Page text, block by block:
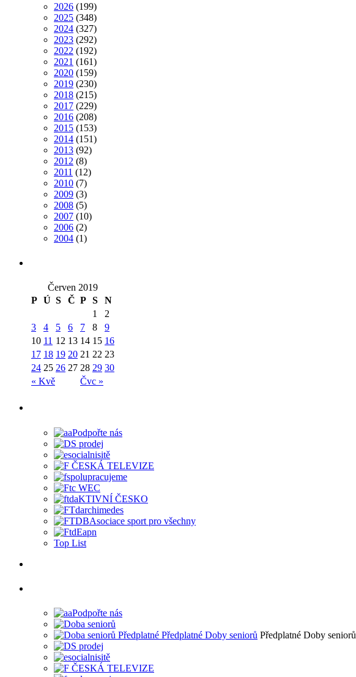
2026 (199)
2025 (348)
2024 (327)
2023 (292)
2022 (192)
2021 (161)
2020 (159)
2019 (230)
2018 (215)
2017 (229)
2016 (208)
2015 (153)
2014 (151)
2013 (92)
2012 (8)
2011 (12)
2010 (7)
2009 (3)
2008 (5)
2007 (10)
2006 (2)
2004 (1)
Červen 2019
P Ú S Č P S N
« Kvě Čvc »
1
2
3
4 5 6 7 8
9
10 11 12 13 14 15 16
17 18 19 20 21 22 23
24 25 26 27 28 29 30
Top List
Předplatné Doby seniorů